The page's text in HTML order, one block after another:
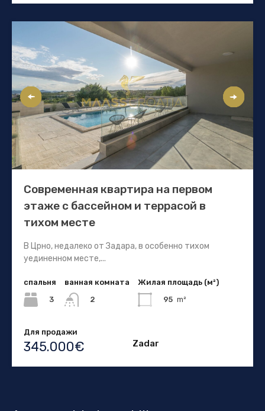
Современная квартира на первом
этаже с бассейном и террасой в
тихом месте
В Црно, недалеко от Задара, в особенно тихом
уединенном месте,...
спальня
3
ванная комната
2
Жилая площадь (м²)
95 m²
Для продажи
345.000€ Zadar